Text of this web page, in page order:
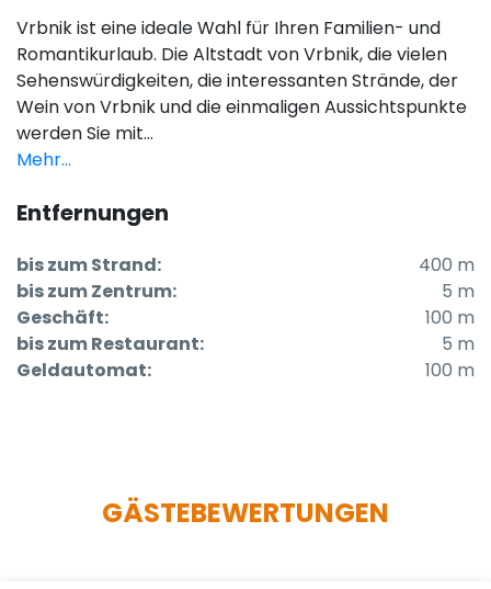
Vrbnik ist eine ideale Wahl für Ihren Familien- und
Romantikurlaub. Die Altstadt von Vrbnik, die vielen
Sehenswürdigkeiten, die interessanten Strände, der
Wein von Vrbnik und die einmaligen Aussichtspunkte
werden Sie mit...
Mehr...
Entfernungen
bis zum Strand:
400 m
bis zum Zentrum:
5 m
Geschäft:
100 m
bis zum Restaurant:
5 m
Geldautomat:
100 m
GÄSTEBEWERTUNGEN